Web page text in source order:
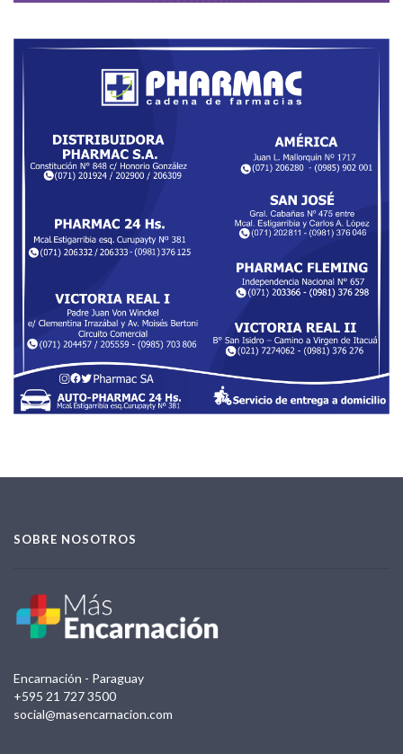
SOBRE NOSOTROS
Encarnación - Paraguay
+595 21 727 3500
social@masencarnacion.com